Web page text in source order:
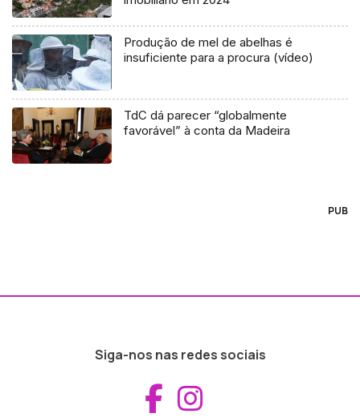
Produção de mel de abelhas é
insuficiente para a procura (vídeo)
TdC dá parecer “globalmente
favorável” à conta da Madeira
PUB
Siga-nos nas redes sociais
Aceder ao